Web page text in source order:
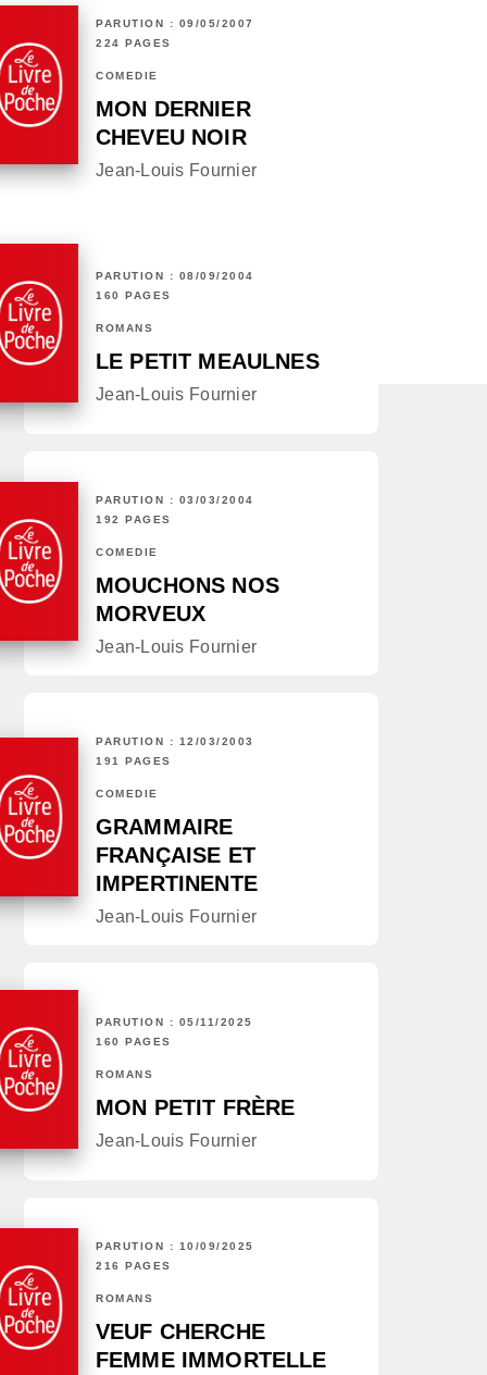
PARUTION : 09/05/2007
224 PAGES
COMÉDIE
MON DERNIER
CHEVEU NOIR
Jean-Louis Fournier
PARUTION : 08/09/2004
160 PAGES
ROMANS
LE PETIT MEAULNES
Jean-Louis Fournier
PARUTION : 03/03/2004
192 PAGES
COMÉDIE
MOUCHONS NOS
MORVEUX
Jean-Louis Fournier
PARUTION : 12/03/2003
191 PAGES
COMÉDIE
GRAMMAIRE
FRANÇAISE ET
IMPERTINENTE
Jean-Louis Fournier
PARUTION : 05/11/2025
160 PAGES
ROMANS
MON PETIT FRÈRE
Jean-Louis Fournier
PARUTION : 10/09/2025
216 PAGES
ROMANS
VEUF CHERCHE
FEMME IMMORTELLE